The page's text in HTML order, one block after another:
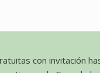
con invitación